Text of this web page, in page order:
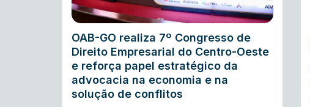
OAB-GO realiza 7º Congresso de
Direito Empresarial do Centro-Oeste
e reforça papel estratégico da
advocacia na economia e na
solução de conflitos